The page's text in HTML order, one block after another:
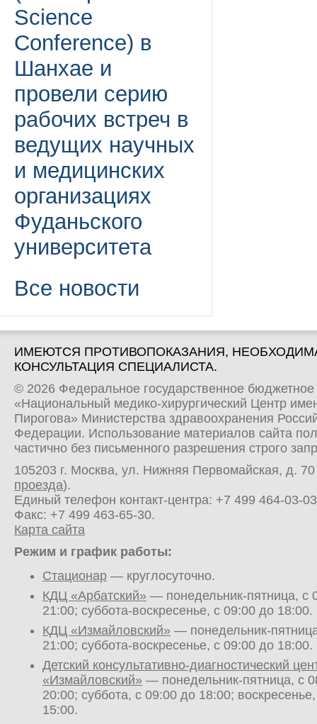
Science
Conference) в
Шанхае и
провели серию
рабочих встреч в
ведущих научных
и медицинских
организациях
Фуданьского
университета
Все новости
ИМЕЮТСЯ ПРОТИВОПОКАЗАНИЯ,
КОНСУЛЬТАЦИЯ СПЕЦИАЛИСТА.
© 2026 Федеральное государственное
«Национальный медико-хирургический Центр
Пирогова» Министерства здравоохранения
Федерации. Использование материалов сайта
частично без письменного разрешения строго
105203 г. Москва, ул. Нижняя Первомайская, д.
проезда).
Единый телефон контакт-центра: +7 499 464-03-03
Факс: +7 499 463-65-30.
Карта сайта
Режим и график работы:
Стационар — круглосуточно.
КДЦ «Арбатский» — понедельник-пятница, с
21:00; суббота-воскресенье, с 09:00 до 18:00.
КДЦ «Измайловский» — понедельник-
21:00; суббота-воскресенье, с 09:00 до 18:00.
Детский консультативно-диагностический
«Измайловский» — понедельник-пятница, с
20:00; суббота, с 09:00 до 18:00;
15:00.